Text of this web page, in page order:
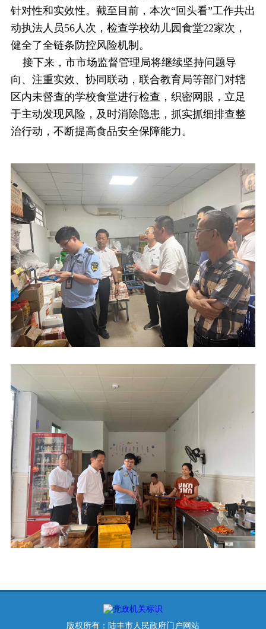
针对性和实效性。截至目前，本次“回头看”工作共出
动执法人员56人次，检查学校幼儿园食堂22家次，
健全了全链条防控风险机制。
接下来，市市场监督管理局将继续坚持问题导
向、注重实效、协同联动，联合教育局等部门对辖
区内未督查的学校食堂进行检查，织密网眼，立足
于主动发现风险，及时消除隐患，抓实抓细排查整
治行动，不断提高食品安全保障能力。
版权所有：陆丰市人民政府门户网站